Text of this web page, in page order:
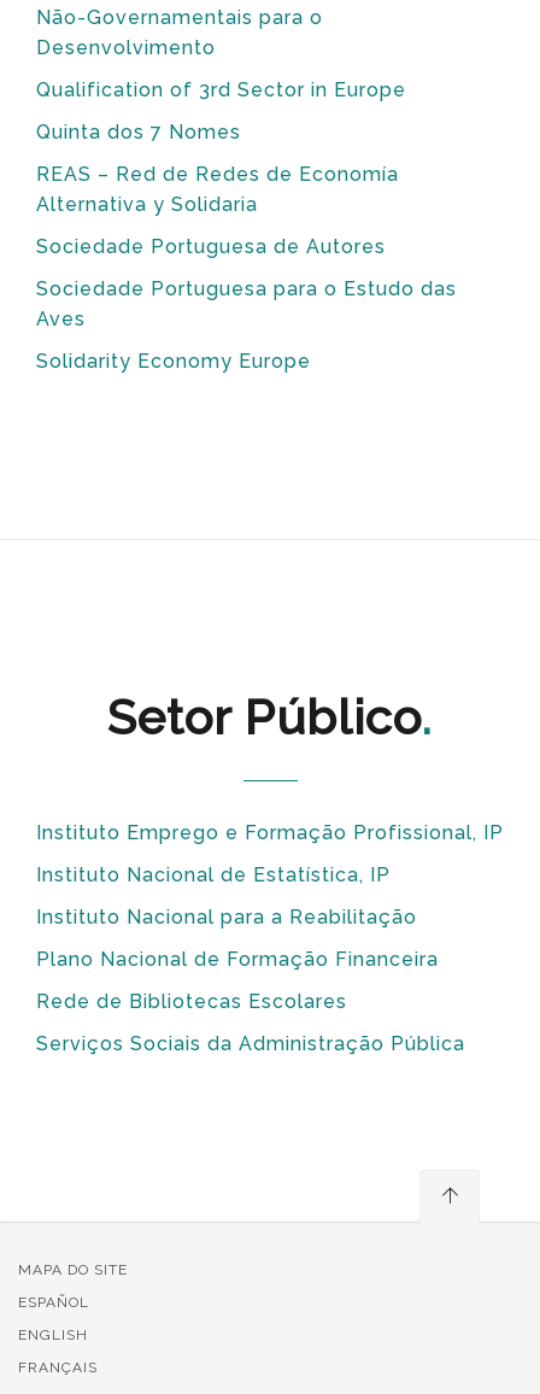
Não-Governamentais para o
Desenvolvimento
Qualification of 3rd Sector in Europe
Quinta dos 7 Nomes
REAS – Red de Redes de Economía
Alternativa y Solidaria
Sociedade Portuguesa de Autores
Sociedade Portuguesa para o Estudo das
Aves
Solidarity Economy Europe
Setor Público
Instituto Emprego e Formação Profissional, IP
Instituto Nacional de Estatística, IP
Instituto Nacional para a Reabilitação
Plano Nacional de Formação Financeira
Rede de Bibliotecas Escolares
Serviços Sociais da Administração Pública
MAPA DO SITE
ESPAÑOL
ENGLISH
FRANÇAIS